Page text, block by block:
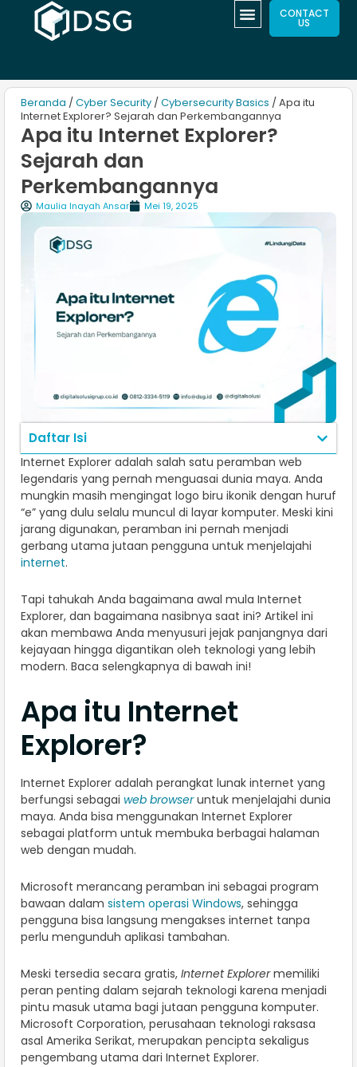
CONTACT
US
Beranda / Cyber Security / Cybersecurity Basics / Apa itu
Internet Explorer? Sejarah dan Perkembangannya
Apa itu Internet Explorer?
Sejarah dan
Perkembangannya
Maulia Inayah Ansar Mei 19, 2025
Daftar Isi
Internet Explorer adalah salah satu peramban web
legendaris yang pernah menguasai dunia maya. Anda
mungkin masih mengingat logo biru ikonik dengan huruf
“e” yang dulu selalu muncul di layar komputer. Meski kini
jarang digunakan, peramban ini pernah menjadi
gerbang utama jutaan pengguna untuk menjelajahi
internet.
Tapi tahukah Anda bagaimana awal mula Internet
Explorer, dan bagaimana nasibnya saat ini? Artikel ini
akan membawa Anda menyusuri jejak panjangnya dari
kejayaan hingga digantikan oleh teknologi yang lebih
modern. Baca selengkapnya di bawah ini!
Apa itu Internet
Explorer?
Internet Explorer adalah perangkat lunak internet yang
berfungsi sebagai web browseruntuk menjelajahi dunia
maya. Anda bisa menggunakan Internet Explorer
sebagai platform untuk membuka berbagai halaman
web dengan mudah.
Microsoft merancang peramban ini sebagai program
bawaan dalam sistem operasi Windows, sehingga
pengguna bisa langsung mengakses internet tanpa
perlu mengunduh aplikasi tambahan.
Meski tersedia secara gratis, Internet Explorermemiliki
peran penting dalam sejarah teknologi karena menjadi
pintu masuk utama bagi jutaan pengguna komputer.
Microsoft Corporation, perusahaan teknologi raksasa
asal Amerika Serikat, merupakan pencipta sekaligus
pengembang utama dari Internet Explorer.